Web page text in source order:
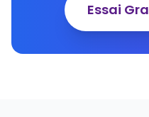
Essai